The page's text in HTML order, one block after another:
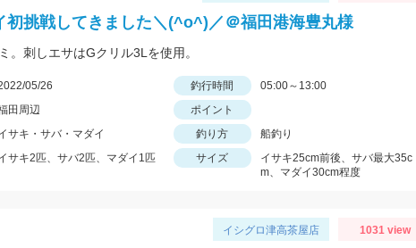
初挑戦してきました＼(^o^)／＠福田港海豊丸様
。刺しエサはGクリル3Lを使用。
05/26 釣行時間
05:00～13:00
田周辺
ポイント
サキ・サバ・マダイ 釣り方
船釣り
サキ2匹、サバ2匹、マダイ1匹 サイズ
イサキ25cm前後、サバ最大35c
m、マダイ30cm程度
イシグロ津高茶屋店 1031 view